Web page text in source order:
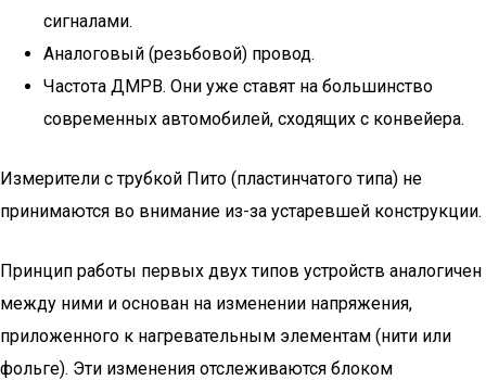
сигналами.
Аналоговый (резьбовой) провод.
Частота ДМРВ. Они уже ставят на большинство
современных автомобилей, сходящих с конвейера.
Измерители с трубкой Пито (пластинчатого типа) не
принимаются во внимание из-за устаревшей конструкции.
Принцип работы первых двух типов устройств аналогичен
между ними и основан на изменении напряжения,
приложенного к нагревательным элементам (нити или
фольге). Эти изменения отслеживаются блоком